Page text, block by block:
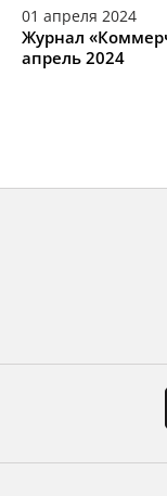
01 апреля 2024
Журнал
апрель 2024